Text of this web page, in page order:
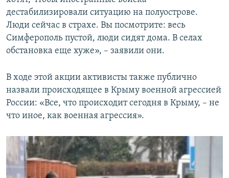
дестабилизировали ситуацию на полуострове.
Люди сейчас в страхе. Вы посмотрите: весь
Симферополь пустой, люди сидят дома. В селах
обстановка еще хуже», – заявили они.
В ходе этой акции активисты также публично
назвали происходящее в Крыму военной агрессией
России: «Все, что происходит сегодня в Крыму, – не
что иное, как военная агрессия».